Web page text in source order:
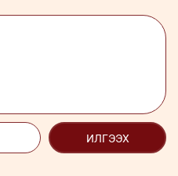
ИЛГЭЭХ